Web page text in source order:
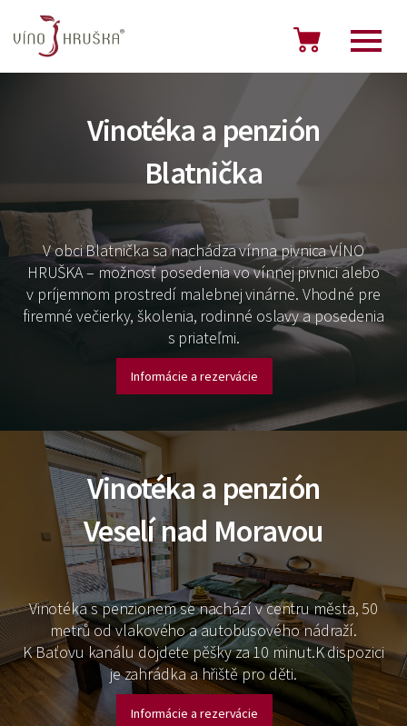
Vinotéka a penzión
Blatnička
V obci Blatnička sa nachádza vínna pivnica VÍNO
HRUŠKA – možnosť posedenia vo vínnej pivnici alebo
v príjemnom prostredí malebnej vinárne. Vhodné pre
firemné večierky, školenia, rodinné oslavy a posedenia
s priateľmi.
Informácie a rezervácie
Vinotéka a penzión
Veselí nad Moravou
Vinotéka s penzionem se nachází v centru města, 50
metrů od vlakového a autobusového nádraží.
K Baťovu kanálu dojdete pěšky za 10 minut.K dispozici
je zahrádka a hřiště pro děti.
Informácie a rezervácie